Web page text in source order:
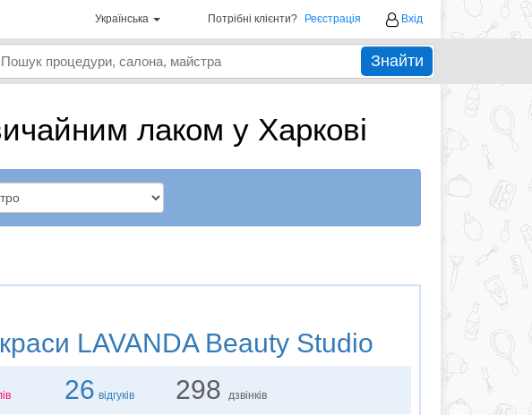
Українська Потрібні клієнти? Реєстрація Вхід
Знайти
лаком у Харкові
LAVANDA Beauty Studio
26 відгуків 298 дзвінків